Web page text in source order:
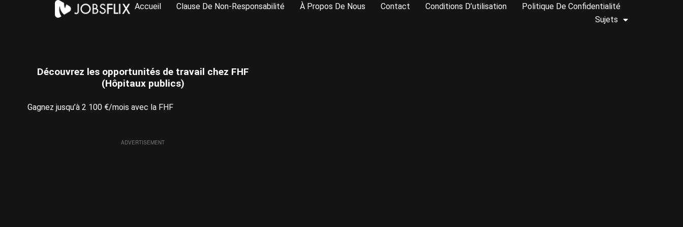
Accueil Clause De Non-Responsabilité À Propos De Nous Contact Conditions D’utilisation
Politique De Confidentialité
Sujets
Découvrez les opportunités de travail chez FHF
(Hôpitaux publics)
Gagnez jusqu’à 2 100 €/mois avec la FHF
ADVERTISEMENT